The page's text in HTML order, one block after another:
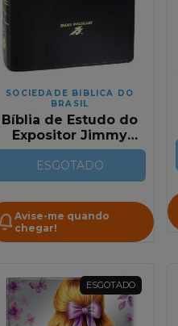
SOCIEDADE BIBLICA DO
BRASIL
Bíblia de Estudo do
Expositor Jimmy
Swaggart Capa
Luxo Preta -
Acompanha
Personalizada
ESGOTADO
Avise-me quando
chegar!
ESGOTADO